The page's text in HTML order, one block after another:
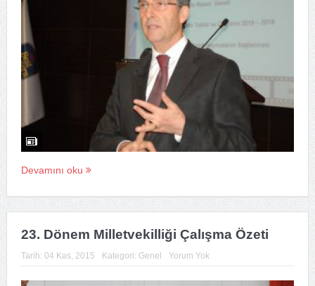
Devamını oku
23. Dönem Milletvekilliği Çalışma Özeti
Tarih: 04 Kas, 2015 Kategori: Genel Yorum Yok